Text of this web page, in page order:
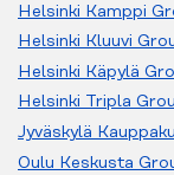
Helsinki Kamppi
Helsinki Kluuvi
Helsinki Käpylä
Helsinki Tripla
Jyväskylä
Oulu Keskusta